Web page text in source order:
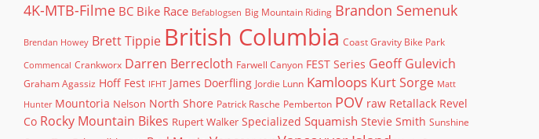
4K-MTB-Filme BC Bike Race Befablogsen Big Mountain Riding Brandon Semenuk
Brendan Howey Brett Tippie British Columbia Coast Gravity Bike Park
Commencal Crankworx Darren Berrecloth Farwell Canyon FEST Series Geoff Gulevich
Graham Agassiz Hoff Fest IFHT James Doerfling Jordie Lunn Kamloops Kurt Sorge Matt
Hunter Mountoria Nelson North Shore Patrick Rasche Pemberton POV raw Retallack Revel
Co Rocky Mountain Bikes Rupert Walker Specialized Squamish Stevie Smith Sunshine